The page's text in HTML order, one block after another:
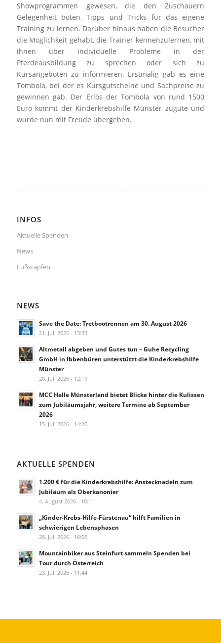
Showprogrammen gewesen, die den Zuschauern
Gelegenheit boten, Tipps und Tricks für das eigene
Training zu lernen. Darüber hinaus haben die Besucher
die Möglichkeit gehabt, die Trainer kennenzulernen, mit
ihnen über individuelle Probleme in der
Pferdeausbildung zu sprechen oder sich zu
Kursangeboten zu informieren. Erstmalig gab es eine
Tombola, bei der es Kursgutscheine und Sachpreise zu
gewinnen gab. Der Erlös der Tombola von rund 1500
Euro kommt der Kinderkrebshilfe Münster zugute und
wurde nun mit Freude übergeben.
INFOS
Aktuelle Spenden
News
Fußstapfen
NEWS
Save the Date: Tretbootrennen am 30. August 2026
21. Juli 2026 - 13:33
Altmetall abgeben und Gutes tun – Guhe Recycling
GmbH in Ibbenbüren unterstützt die Kinderkrebshilfe
Münster
20. Juli 2026 - 12:19
MCC Halle Münsterland bietet Blicke hinter die Kulissen
zum Jubiläumsjahr, weitere Termine ab September
2026
15. Juli 2026 - 14:20
AKTUELLE SPENDEN
1.200 € für die Kinderkrebshilfe: Anstecknadeln zum
Jubiläum als Oberkanonier
4. August 2026 - 18:11
„Kinder-Krebs-Hilfe-Fürstenau“ hilft Familien in
schwierigen Lebensphasen
28. Juli 2026 - 16:06
Mountainbiker aus Steinfurt sammeln Spenden bei
Tour durch Österreich
23. Juli 2026 - 11:44